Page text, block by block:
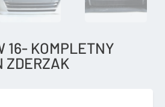
16- KOMPLETNY
ZDERZAK